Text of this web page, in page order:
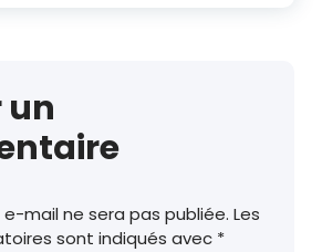
un
mail ne sera pas publiée. Les
sont indiqués avec *